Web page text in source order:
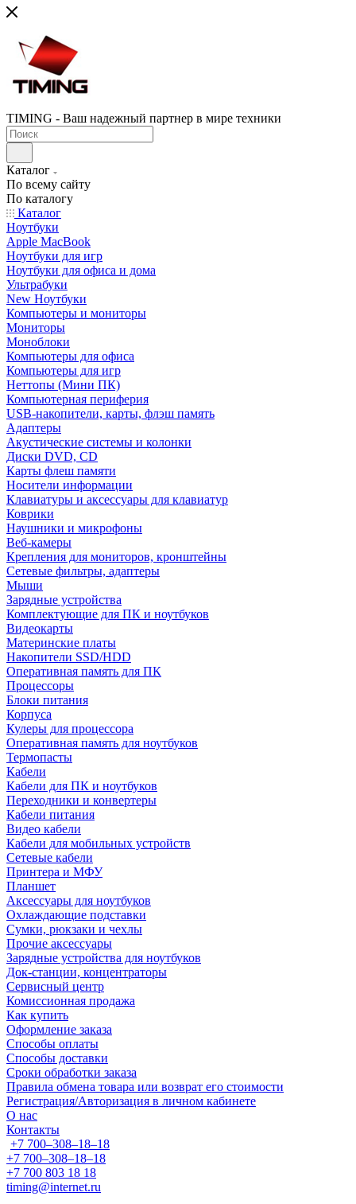
TIMING - Ваш надежный партнер в мире техники
Каталог
По всему сайту
По каталогу
Каталог
Ноутбуки
Apple MacBook
Ноутбуки для игр
Ноутбуки для офиса и дома
Ультрабуки
New Ноутбуки
Компьютеры и мониторы
Мониторы
Моноблоки
Компьютеры для офиса
Компьютеры для игр
Неттопы (Мини ПК)
Компьютерная периферия
USB-накопители, карты, флэш память
Адаптеры
Акустические системы и колонки
Диски DVD, CD
Карты флеш памяти
Носители информации
Клавиатуры и аксессуары для клавиатур
Коврики
Наушники и микрофоны
Веб-камеры
Крепления для мониторов, кронштейны
Сетевые фильтры, адаптеры
Мыши
Зарядные устройства
Комплектующие для ПК и ноутбуков
Видеокарты
Материнские платы
Накопители SSD/HDD
Оперативная память для ПК
Процессоры
Блоки питания
Корпуса
Кулеры для процессора
Оперативная память для ноутбуков
Термопасты
Кабели
Кабели для ПК и ноутбуков
Переходники и конвертеры
Кабели питания
Видео кабели
Кабели для мобильных устройств
Сетевые кабели
Принтера и МФУ
Планшет
Аксессуары для ноутбуков
Охлаждающие подставки
Сумки, рюкзаки и чехлы
Прочие аксессуары
Зарядные устройства для ноутбуков
Док-станции, концентраторы
Сервисный центр
Комиссионная продажа
Как купить
Оформление заказа
Способы оплаты
Способы доставки
Сроки обработки заказа
Правила обмена товара или возврат его стоимости
Регистрация/Авторизация в личном кабинете
О нас
Контакты
+7 700‒308‒18‒18
+7 700‒308‒18‒18
+7 700 803 18 18
timing@internet.ru